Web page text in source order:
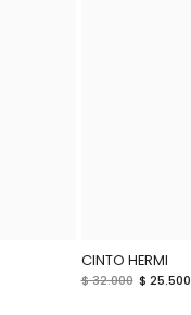
CINTO HERMI
$ 32.000 $ 25.500